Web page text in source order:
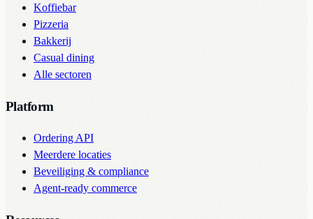
Koffiebar
Pizzeria
Bakkerij
Casual dining
Alle sectoren
Platform
Ordering API
Meerdere locaties
Beveiliging & compliance
Agent-ready commerce